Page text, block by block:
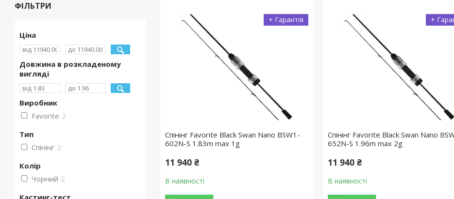
+ Гарантія
Спінінг Favorite Black Swan Nano BSW1-
602N-S 1.83m max 1g
11 940 ₴
В наявності
+
Спінінг Favorite Black Swan Nano
652N-S 1.96m max 2g
11 940 ₴
В наявності
ФІЛЬТРИ
Ціна
Довжина в розкладеному
вигляді
Виробник
Favorite 2
Тип
Спінінг 2
Колір
Чорний 2
Кастинг-тест